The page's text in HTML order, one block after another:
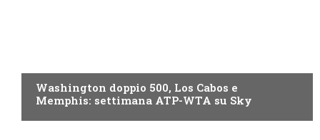
Washington doppio 500, Los Cabos e
Memphis: settimana ATP-WTA su Sky